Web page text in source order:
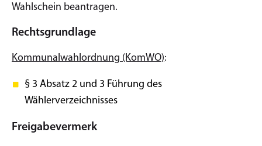
Wahlschein beantragen.
Rechtsgrundlage
Kommunalwahlordnung (KomWO):
§ 3 Absatz 2 und 3 Führung des
Wählerverzeichnisses
Freigabevermerk